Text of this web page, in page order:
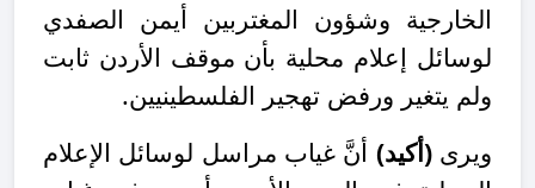
الخارجية وشؤون المغتربين أيمن الصفدي
لوسائل إعلام محلية بأن موقف الأردن ثابت
ولم يتغير ورفض تهجير الفلسطينيين.
ويرى(أكيد) أنَّ غياب مراسل لوسائل الإعلام